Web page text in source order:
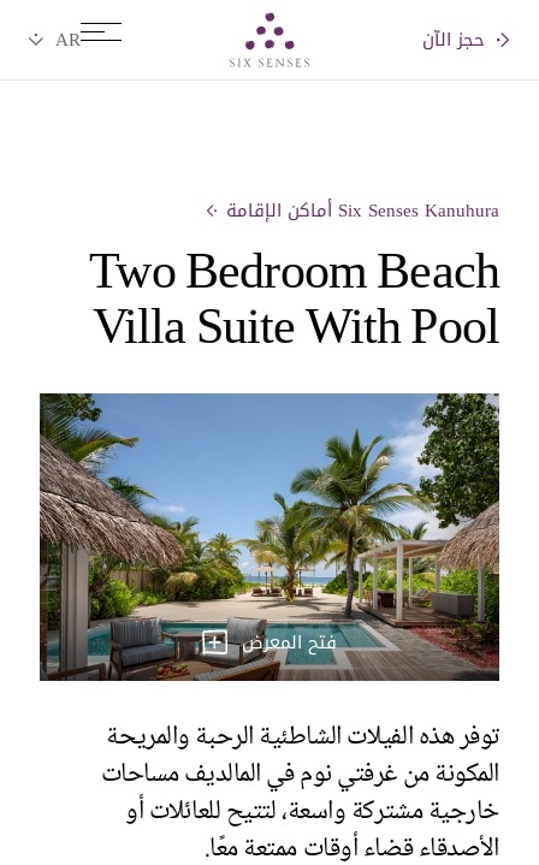
حجز الآن
Six Senses Kanuhura أماكن الإقامة
Two Bedroom Beach
Villa Suite With Pool
فتح المعرض
توفر هذه الفيلات الشاطئية الرحبة والمريحة
المكونة من غرفتي نوم في المالديف مساحات
خارجية مشتركة واسعة، لتتيح للعائلات أو
الأصدقاء قضاء أوقات ممتعة معًا.